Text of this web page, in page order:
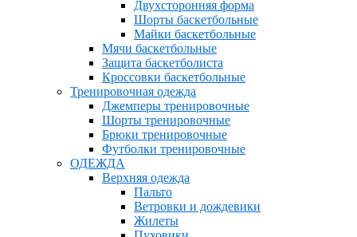
Двухсторонняя форма
Шорты баскетбольные
Майки баскетбольные
Мячи баскетбольные
Защита баскетболиста
Кроссовки баскетбольные
Тренировочная одежда
Джемперы тренировочные
Шорты тренировочные
Брюки тренировочные
Футболки тренировочные
ОДЕЖДА
Верхняя одежда
Пальто
Ветровки и дождевики
Жилеты